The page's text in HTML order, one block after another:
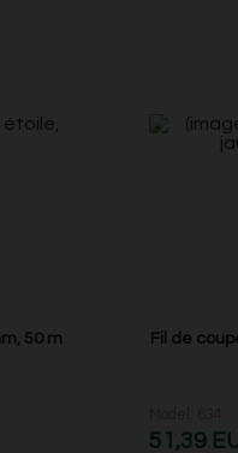
50 m Fil de
51,39